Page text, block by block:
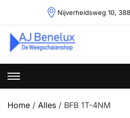
content
Nijverheidsweg 10,
Weegschalenshop |
Weegoplossingen
Home / Alles / BFB 1T-4NM